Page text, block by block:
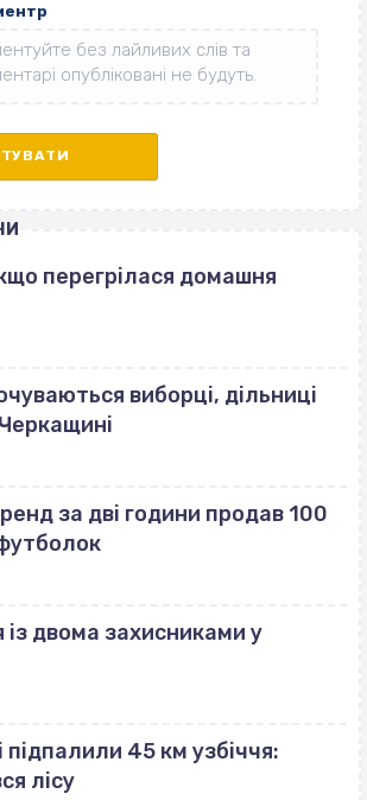
перегрілася домашня
виборці, дільниці
за дві години продав 100
двома захисниками у
45 км узбіччя:
лісу